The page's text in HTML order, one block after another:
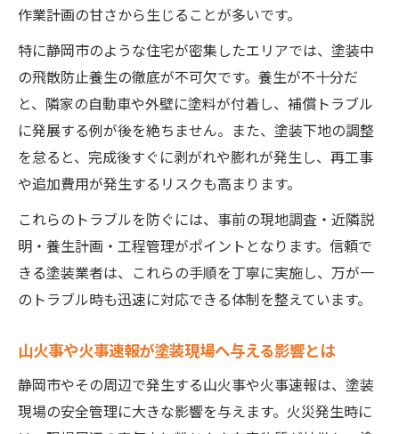
塗装と工事現場ニュースから学ぶ安全意識
向上法
火事速報や山火事事例が伝える塗装現場の
課題
塗装事故を防ぐための現場ニュース活用術
静岡市の事故ニュースを踏まえた塗装の注
意点
塗装作業者が知るべき最新の事故傾向と対
策
作業計画の甘さから生じることが多いです。
特に静岡市のような住宅が密集したエリアでは、塗装中
の飛散防止養生の徹底が不可欠です。養生が不十分だ
と、隣家の自動車や外壁に塗料が付着し、補償トラブル
に発展する例が後を絶ちません。また、塗装下地の調整
を怠ると、完成後すぐに剥がれや膨れが発生し、再工事
や追加費用が発生するリスクも高まります。
これらのトラブルを防ぐには、事前の現地調査・近隣説
明・養生計画・工程管理がポイントとなります。信頼で
きる塗装業者は、これらの手順を丁寧に実施し、万が一
のトラブル時も迅速に対応できる体制を整えています。
山火事や火事速報が塗装現場へ与える影響とは
静岡市やその周辺で発生する山火事や火事速報は、塗装
現場の安全管理に大きな影響を与えます。火災発生時に